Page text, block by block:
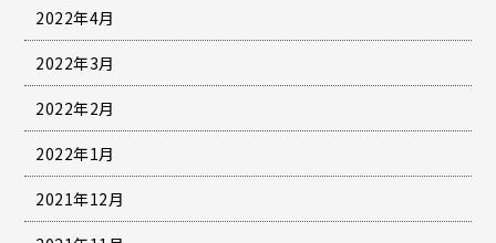
2022年4月
2022年3月
2022年2月
2022年1月
2021年12月